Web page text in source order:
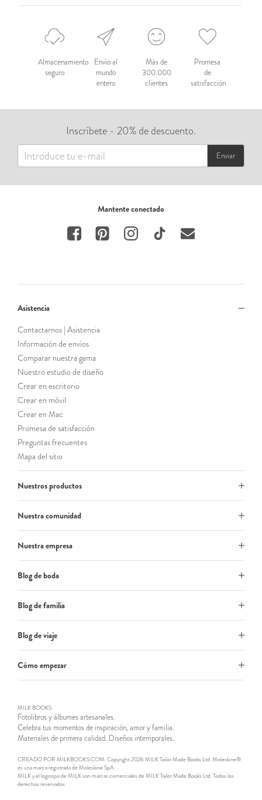
Almacenamiento
seguro
Envío al
mundo
entero
Más de
300.000
clientes
Promesa
de
satisfacción
Inscríbete - 20% de descuento.
Enviar
Mantente conectado
Asistencia
Contactarnos | Asistencia
Información de envíos
Comparar nuestra gama
Nuestro estudio de diseño
Crear en escritorio
Crear en móvil
Crear en Mac
Promesa de satisfacción
Preguntas frecuentes
Mapa del sitio
Nuestros productos
Nuestra comunidad
Nuestra empresa
Blog de boda
Blog de familia
Blog de viaje
Cómo empezar
MILK BOOKS
Fotolibros y álbumes artesanales.
Celebra tus momentos de inspiración, amor y familia.
Materiales de primera calidad. Diseños intemporales.
CREADO POR MILKBOOKS.COM. Copyright 2026 MILK Tailor Made Books Ltd. Moleskine®
es una marca registrada de Moleskine SpA.
MILK y el logotipo de MILK son marcas comerciales de MILK Tailor Made Books Ltd. Todos los
derechos reservados.